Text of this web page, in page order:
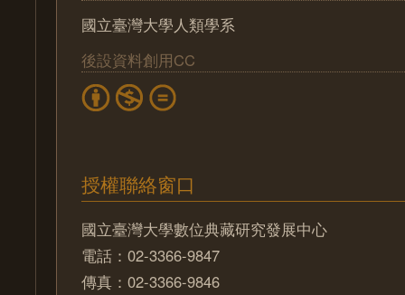
國立臺灣大學人類學系
後設資料創用CC
授權聯絡窗口
國立臺灣大學數位典藏研究發展中心
電話：02-3366-9847
傳真：02-3366-9846